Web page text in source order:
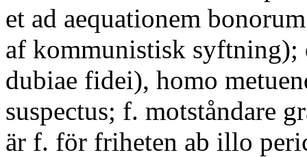
et ad aequationem
af kommunistisk syftning);
dubiae fidei), homo
suspectus; f. motståndare
är f. för friheten ab illo